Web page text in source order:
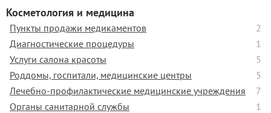
Косметология и медицина
2
Пункты продажи медикаментов
1
Диагностические процедуры
5
Услуги салона красоты
5
Роддомы, госпитали, медицинские центры
7
Лечебно-профилактические медицинские учреждения
1
Органы санитарной службы